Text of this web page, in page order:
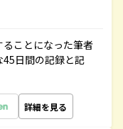
ことになった筆者
日間の記録と記
詳細を見る